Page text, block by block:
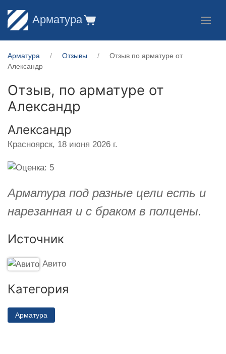
Арматура
Арматура Отзывы
Отзыв по арматуре от
Александр
Отзыв, по арматуре от
Александр
Александр
Красноярск, 18 июня 2026 г.
Арматура под разные цели есть и
нарезанная и с браком в полцены.
Источник
Авито
Категория
Арматура